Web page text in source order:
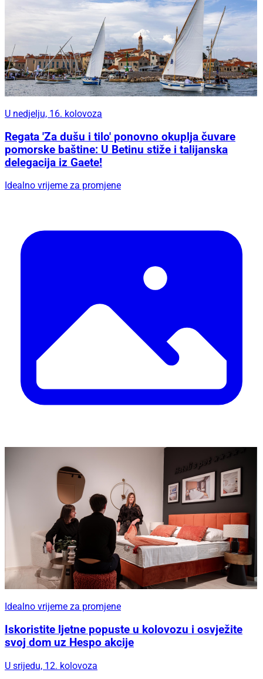
U nedjelju, 16. kolovoza
Regata 'Za dušu i tilo' ponovno okuplja čuvare
pomorske baštine: U Betinu stiže i talijanska
delegacija iz Gaete!
Idealno vrijeme za promjene
Idealno vrijeme za promjene
Iskoristite ljetne popuste u kolovozu i osvježite
svoj dom uz Hespo akcije
U srijedu, 12. kolovoza